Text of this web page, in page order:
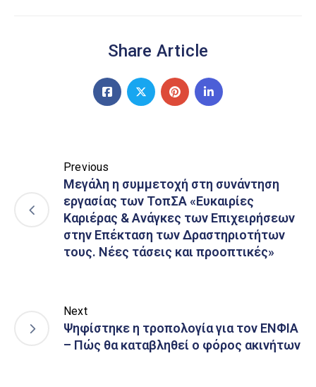
Share Article
Previous
Μεγάλη η συμμετοχή στη συνάντηση
εργασίας των ΤοπΣΑ «Ευκαιρίες
Καριέρας & Ανάγκες των Επιχειρήσεων
στην Επέκταση των Δραστηριοτήτων
τους. Νέες τάσεις και προοπτικές»
Next
Ψηφίστηκε η τροπολογία για τον ΕΝΦΙΑ
– Πώς θα καταβληθεί ο φόρος ακινήτων